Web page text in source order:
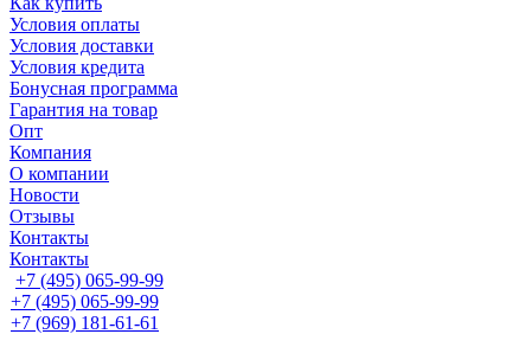
Условия оплаты
Условия доставки
Условия кредита
Бонусная программа
Гарантия на товар
Опт
Компания
О компании
Новости
Отзывы
Контакты
Контакты
+7 (495) 065-99-99
+7 (495) 065-99-99
+7 (969) 181-61-61